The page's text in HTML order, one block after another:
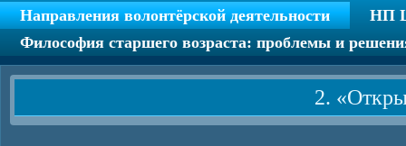
Направления волонтёрской деятельности
НП
Философия старшего возраста: проблемы и
2.